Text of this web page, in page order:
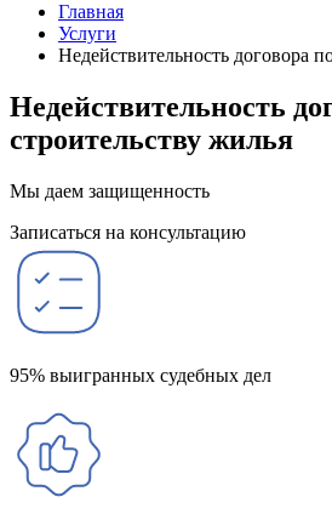
Главная
Услуги
Недействительность договора
Недействительность
строительству жилья
Мы даем защищенность
Записаться на консультацию
95% выигранных судебных дел